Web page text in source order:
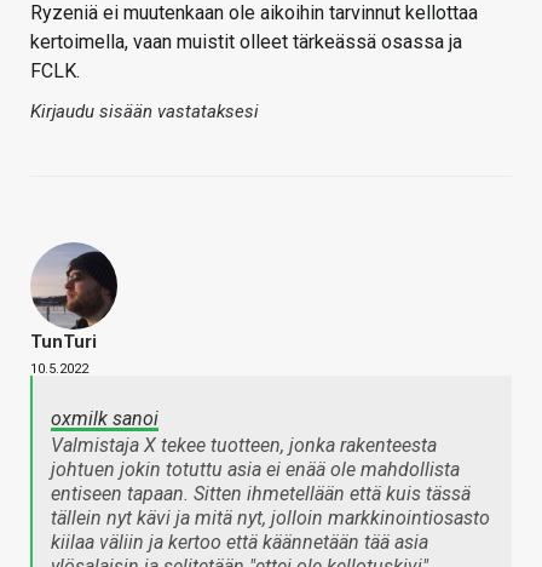
Ryzeniä ei muutenkaan ole aikoihin tarvinnut kellottaa
kertoimella, vaan muistit olleet tärkeässä osassa ja
FCLK.
Kirjaudu sisään vastataksesi
TunTuri
10.5.2022
oxmilk sanoi
Valmistaja X tekee tuotteen, jonka rakenteesta
johtuen jokin totuttu asia ei enää ole mahdollista
entiseen tapaan. Sitten ihmetellään että kuis tässä
tällein nyt kävi ja mitä nyt, jolloin markkinointiosasto
kiilaa väliin ja kertoo että käännetään tää asia